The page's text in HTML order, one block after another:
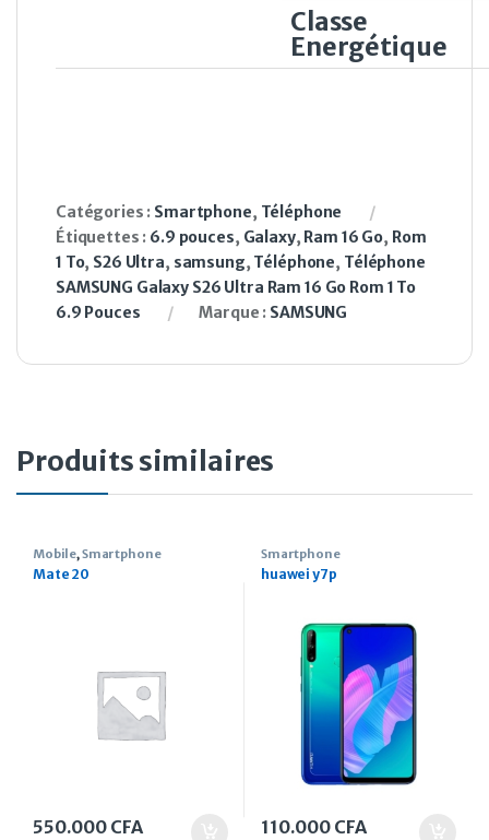
Classe
Energétique
Catégories : Smartphone, Téléphone
Étiquettes : 6.9 pouces, Galaxy, Ram 16 Go, Rom
1 To, S26 Ultra, samsung, Téléphone, Téléphone
SAMSUNG Galaxy S26 Ultra Ram 16 Go Rom 1 To
6.9 Pouces
Marque : SAMSUNG
Produits similaires
Mobile,Smartphone
Mate 20
550.000 CFA
Smartphone
huawei y7p
110.000 CFA